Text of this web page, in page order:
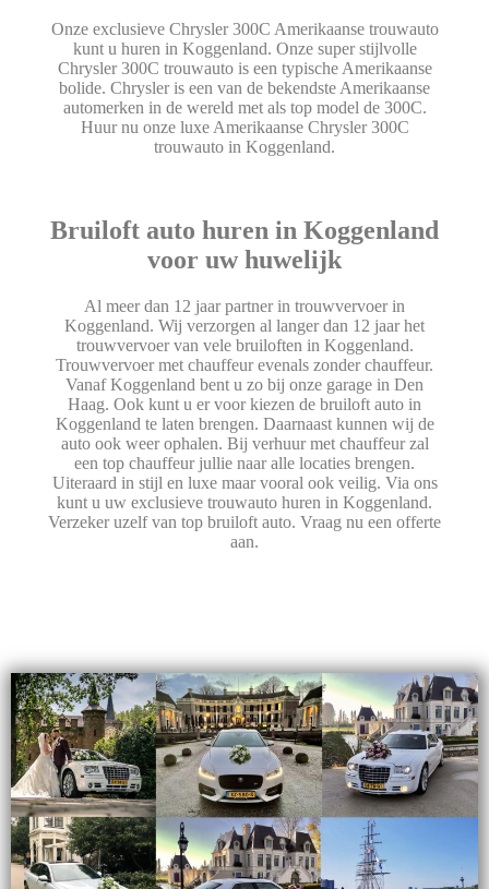
Onze exclusieve Chrysler 300C Amerikaanse trouwauto
kunt u huren in Koggenland. Onze super stijlvolle
Chrysler 300C trouwauto is een typische Amerikaanse
bolide. Chrysler is een van de bekendste Amerikaanse
automerken in de wereld met als top model de 300C.
Huur nu onze luxe Amerikaanse Chrysler 300C
trouwauto in Koggenland.
Bruiloft auto huren in Koggenland
voor uw huwelijk
Al meer dan 12 jaar partner in trouwvervoer in
Koggenland. Wij verzorgen al langer dan 12 jaar het
trouwvervoer van vele bruiloften in Koggenland.
Trouwvervoer met chauffeur evenals zonder chauffeur.
Vanaf Koggenland bent u zo bij onze garage in Den
Haag. Ook kunt u er voor kiezen de bruiloft auto in
Koggenland te laten brengen. Daarnaast kunnen wij de
auto ook weer ophalen. Bij verhuur met chauffeur zal
een top chauffeur jullie naar alle locaties brengen.
Uiteraard in stijl en luxe maar vooral ook veilig. Via ons
kunt u uw exclusieve trouwauto huren in Koggenland.
Verzeker uzelf van top bruiloft auto. Vraag nu een offerte
aan.